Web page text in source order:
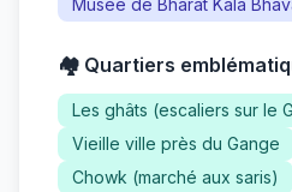
Musée de Bharat Kala
🏘️ Quartiers
Les ghâts (escaliers sur le
Vieille ville près du Gange
Chowk (marché aux saris)